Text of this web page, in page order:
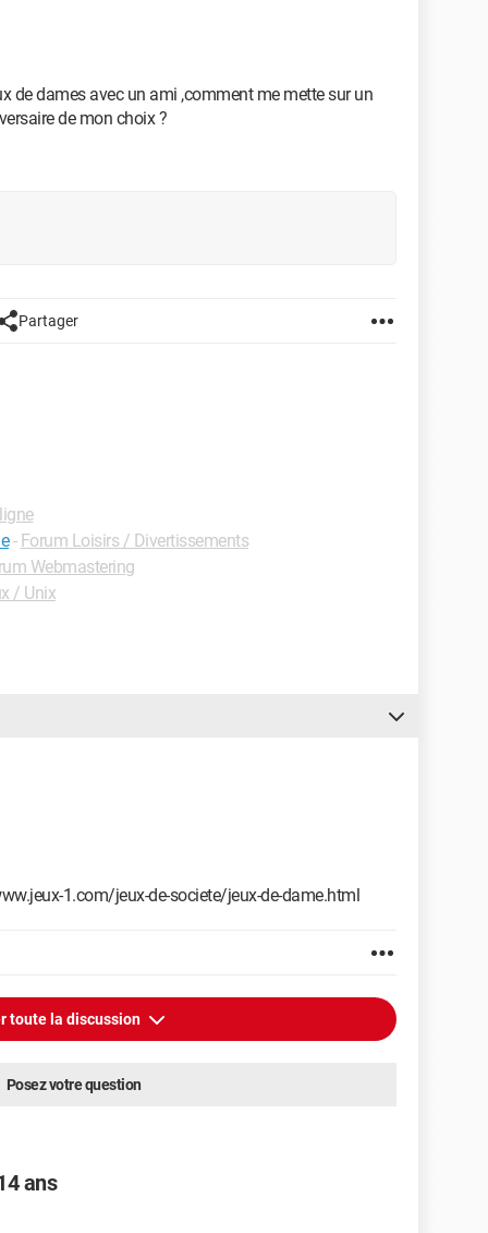
de dames avec un ami ,comment me mette sur un
de mon choix ?
Partager
- Forum Loisirs / Divertissements
Webmastering
/ Unix
1.com/jeux-de-societe/jeux-de-dame.html
toute la discussion
Posez votre question
ans